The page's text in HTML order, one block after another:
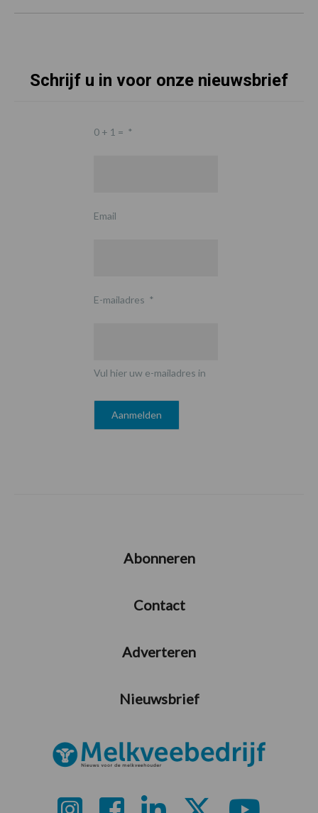
Schrijf u in voor onze nieuwsbrief
0 + 1 = *
Email
E-mailadres *
Vul hier uw e-mailadres in
Abonneren
Contact
Adverteren
Nieuwsbrief